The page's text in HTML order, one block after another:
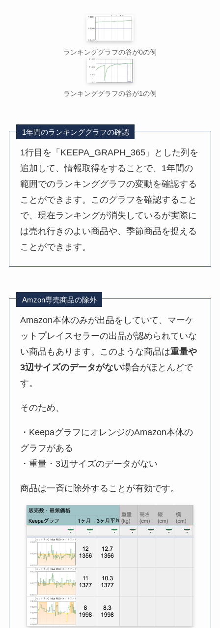
ランキンググラフの谷が0の例
ランキンググラフの谷が1の例
1年間のランキンググラフの確認
1行目を「KEEPA_GRAPH_365」とした列を
追加して、情報取得をすることで、1年間の
範囲でのランキンググラフの変動を確認する
ことができます。このグラフを確認すること
で、現在ランキングが消失しているが実際に
は売れ行きのよい商品や、季節商品を捉える
ことができます。
Amzon専売商品の除外
Amazon本体のみが出品をしていて、マーケ
ットプレイスセラーの出品が認められていな
い商品もあります。このような商品は重量や
3辺サイズのデータがない場合がほとんどで
す。
そのため、
・KeepaグラフにオレンジのAmazon本体の
グラフがある
・重量・3辺サイズのデータがない
商品は一斉に除外することが有効です。